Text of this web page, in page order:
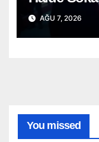
Estirdi!
AĞU 7, 2026
You missed